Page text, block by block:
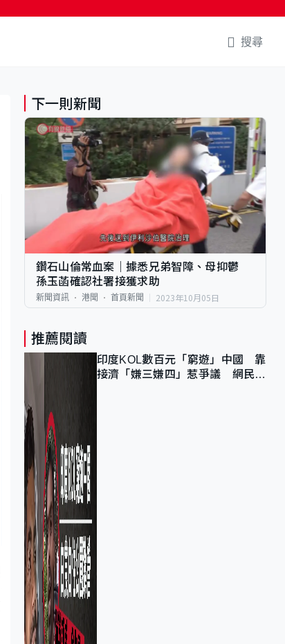
搜尋
下一則新聞
鑽石山倫常血案｜據悉兄弟智障、母抑鬱
孫玉菡確認社署接獲求助
新聞資訊 港聞 首頁新聞 2023年10月05日
推薦閱讀
印度KOL數百元「窮遊」中國 靠
接濟「嫌三嫌四」惹爭議 網民：